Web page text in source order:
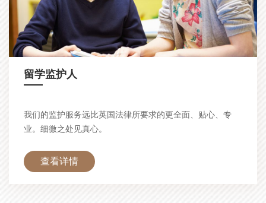
留学监护人
—
我们的监护服务远比英国法律所要求的更全面、贴心、专
业。细微之处见真心。
查看详情